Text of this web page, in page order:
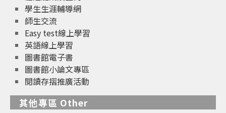
學生生涯輔導網
師生交流
Easy test線上學習
英語線上學習
圖書館電子書
圖書館小論文專區
閱讀存摺推廣活動
其他專區 Other